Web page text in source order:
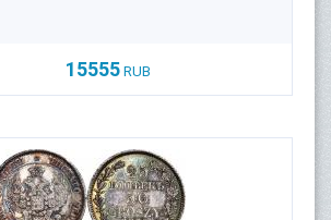
15555 RUB